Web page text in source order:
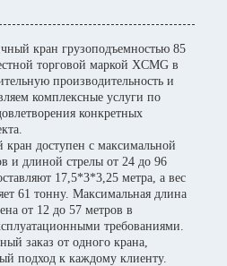
кран грузоподъемностью 85
торговой маркой XCMG в
производительность и
комплексные услуги по
конкретных
доступен с максимальной
и длиной стрелы от 24 до 96
17,5*3*3,25 метра, а вес
61 тонну. Максимальная длина
от 12 до 57 метров в
требованиями.
заказ от одного крана,
подход к каждому клиенту.